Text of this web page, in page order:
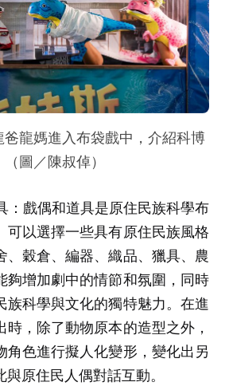
龍媽進入布袋戲中，介紹科博
圖／陳叔倬）
：戲偶和道具是原住民族科學布
可以選擇一些具有原住民族風格
、穀倉、編器、織品、獵具、農
夠增加劇中的情節和氛圍，同時
族科學與文化的獨特魅力。在進
，除了動物原本的造型之外，
角色進行擬人化變形，變化出另
原住民人偶對話互動。